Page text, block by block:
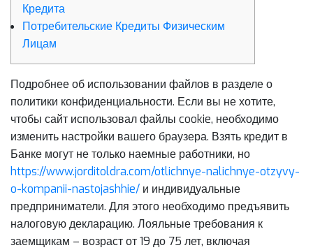
Кредита
Потребительские Кредиты Физическим
Лицам
Подробнее об использовании файлов в разделе о
политики конфиденциальности. Если вы не хотите,
чтобы сайт использовал файлы cookie, необходимо
изменить настройки вашего браузера. Взять кредит в
Банке могут не только наемные работники, но
https://www.jorditoldra.com/otlichnye-nalichnye-otzyvy-
o-kompanii-nastojashhie/ и индивидуальные
предприниматели. Для этого необходимо предъявить
налоговую декларацию. Лояльные требования к
заемщикам – возраст от 19 до 75 лет, включая